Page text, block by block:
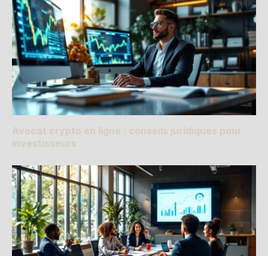
Avocat crypto en ligne : conseils juridiques pour
investisseurs